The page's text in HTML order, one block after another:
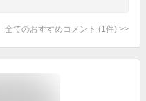
全てのおすすめコメント (1 件) >